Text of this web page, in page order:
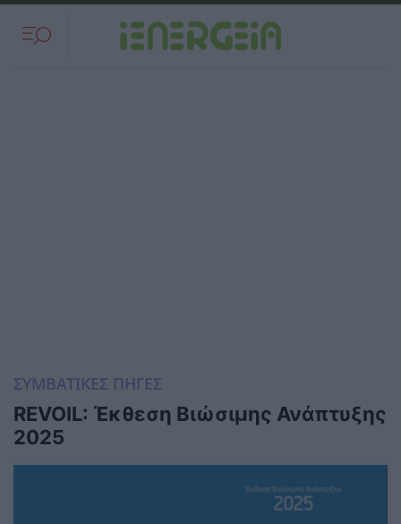
ΣΥΜΒΑΤΙΚΕΣ ΠΗΓΕΣ
REVOIL: Έκθεση Βιώσιμης Ανάπτυξης
2025